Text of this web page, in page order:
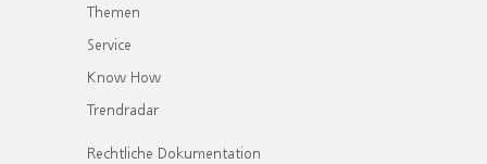
Themen
Service
Know How
Trendradar
Rechtliche Dokumentation